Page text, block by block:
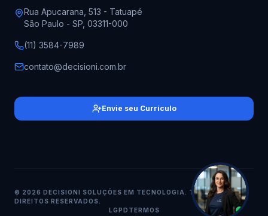
Rua Apucarana, 513 - Tatuapé
São Paulo - SP, 03311-000
(11) 3584-7989
contato@decisioni.com.br
Envie seu Currículo
© 2026 DECISIONI SOLUÇÕES EM TECNOLOGIA. TODOS OS
DIREITOS RESERVADOS.
LGPD TERMOS